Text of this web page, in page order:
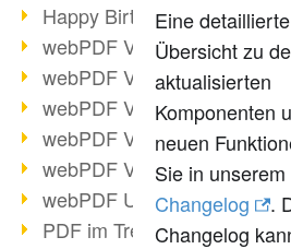
Happy Birthday, PDF!
webPDF Video-Session 4
webPDF Video-Session 3
webPDF Video-Session 2
webPDF Video-Session 1
webPDF Video-Session
webPDF Update 9.0.0.2843
PDF im Trend
Eine detaillierte
Übersicht zu
aktualisierten
Komponenten
neuen
Sie in unserem
Changelog
.
Changelog